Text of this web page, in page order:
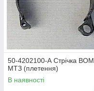
50-4202100-А Стрічка ВОМ
МТЗ (плетення)
В наявності